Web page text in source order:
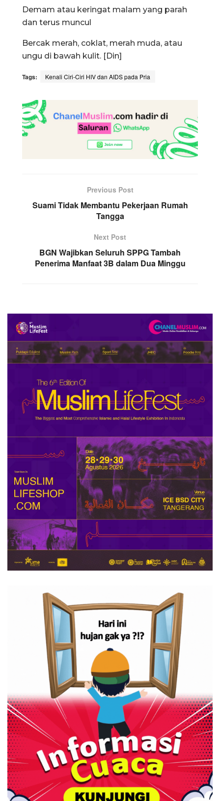
Demam atau keringat malam yang parah
dan terus muncul
Bercak merah, coklat, merah muda, atau
ungu di bawah kulit. [Din]
Tags: Kenali Ciri-Ciri HIV dan AIDS pada Pria
Previous Post
Suami Tidak Membantu Pekerjaan Rumah
Tangga
Next Post
BGN Wajibkan Seluruh SPPG Tambah
Penerima Manfaat 3B dalam Dua Minggu